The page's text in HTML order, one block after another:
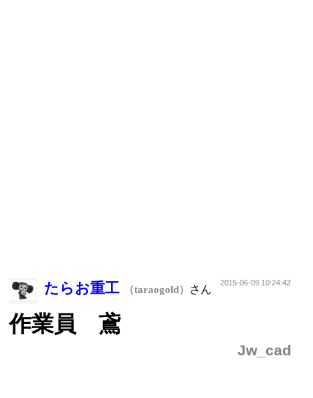
たらお重工 （taraogold） さん
2015-06-09 10:24:42
作業員 鳶
Jw_cad